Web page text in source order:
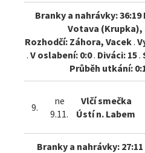
Branky a nahrávky:
Votava (Krupka),
Rozhodčí: Záhora, Vacek.
. V oslabení: 0:0. Diváci: 15.
Průběh utkání:
9.
ne
9.11.
Vlčí smečka
Ústí n. Labem
Branky a nahrávky: